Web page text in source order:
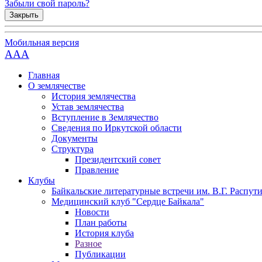
Забыли свой пароль?
Закрыть
Мобильная версия
AAA
Главная
О землячестве
История землячества
Устав землячества
Вступление в Землячество
Сведения по Иркутской области
Документы
Структура
Президентский совет
Правление
Клубы
Байкальские литературные встречи им. В.Г.
Медицинский клуб "Сердце Байкала"
Новости
План работы
История клуба
Разное
Публикации